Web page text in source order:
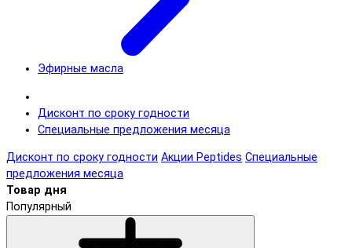
Эфирные масла
Дисконт по сроку годности
Специальные предложения месяца
Дисконт по сроку годности Акции Peptides Специальные
предложения месяца
Товар дня
Популярный